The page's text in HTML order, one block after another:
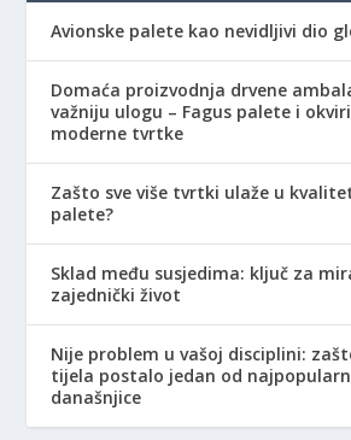
Avionske palete kao nevidljivi dio
Domaća proizvodnja drvene
važniju ulogu – Fagus palete i
moderne tvrtke
Zašto sve više tvrtki ulaže u
palete?
Sklad među susjedima: ključ za
zajednički život
Nije problem u vašoj disciplini:
tijela postalo jedan od
današnjice